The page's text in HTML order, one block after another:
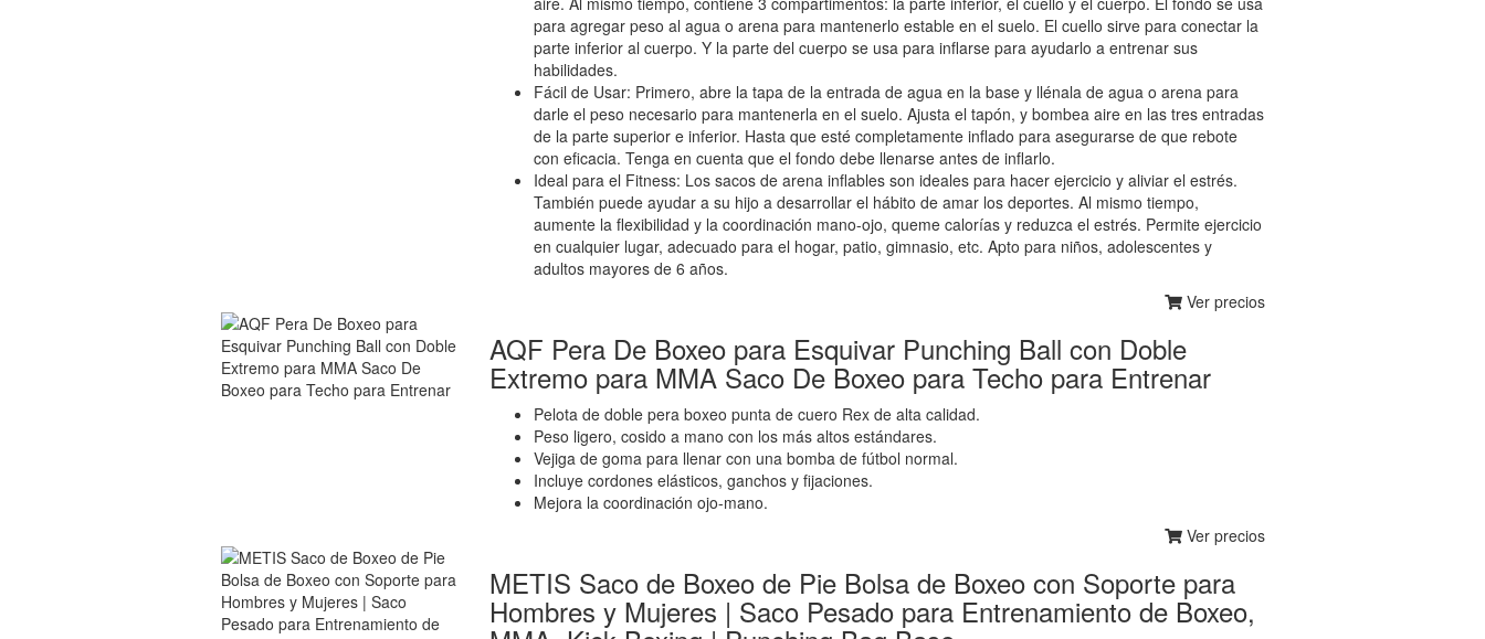
para agregar peso al agua o arena para mantenerlo estable en el suelo. El cuello sirve para conectar la
parte inferior al cuerpo. Y la parte del cuerpo se usa para inflarse para ayudarlo a entrenar sus
habilidades.
Fácil de Usar: Primero, abre la tapa de la entrada de agua en la base y llénala de agua o arena para
darle el peso necesario para mantenerla en el suelo. Ajusta el tapón, y bombea aire en las tres entradas
de la parte superior e inferior. Hasta que esté completamente inflado para asegurarse de que rebote
con eficacia. Tenga en cuenta que el fondo debe llenarse antes de inflarlo.
Ideal para el Fitness: Los sacos de arena inflables son ideales para hacer ejercicio y aliviar el estrés.
También puede ayudar a su hijo a desarrollar el hábito de amar los deportes. Al mismo tiempo,
aumente la flexibilidad y la coordinación mano-ojo, queme calorías y reduzca el estrés. Permite ejercicio
en cualquier lugar, adecuado para el hogar, patio, gimnasio, etc. Apto para niños, adolescentes y
adultos mayores de 6 años.
Ver precios
AQF Pera De Boxeo para Esquivar Punching Ball con Doble
Extremo para MMA Saco De Boxeo para Techo para Entrenar
Pelota de doble pera boxeo punta de cuero Rex de alta calidad.
Peso ligero, cosido a mano con los más altos estándares.
Vejiga de goma para llenar con una bomba de fútbol normal.
Incluye cordones elásticos, ganchos y fijaciones.
Mejora la coordinación ojo-mano.
Ver precios
METIS Saco de Boxeo de Pie Bolsa de Boxeo con Soporte para
Hombres y Mujeres | Saco Pesado para Entrenamiento de Boxeo,